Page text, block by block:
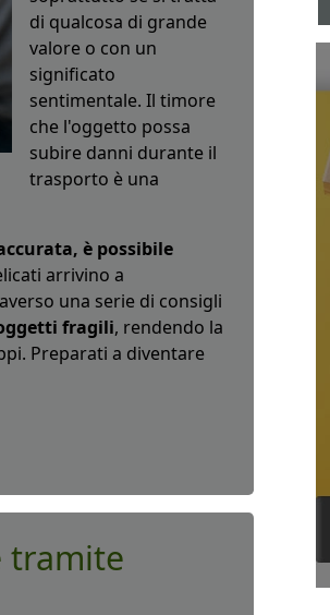
di qualcosa di grande
valore o con un
significato
sentimentale. Il timore
che l'oggetto possa
subire danni durante il
trasporto è una
è possibile
arrivino a
una serie di consigli
fragili, rendendo la
Preparati a diventare
tramite